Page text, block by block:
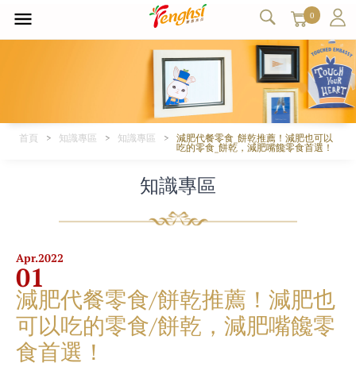
0
首頁 知識專區 知識專區 減肥代餐零食_餅乾推薦！減肥也可以
吃的零食_餅乾，減肥嘴饞零食首選！
知識專區
Apr.2022
01
減肥代餐零食/餅乾推薦！減肥也
可以吃的零食/餅乾，減肥嘴饞零
食首選！